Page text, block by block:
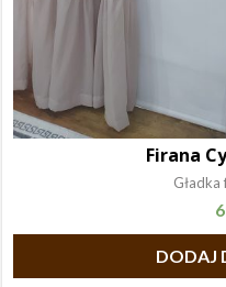
Firana
DODAJ